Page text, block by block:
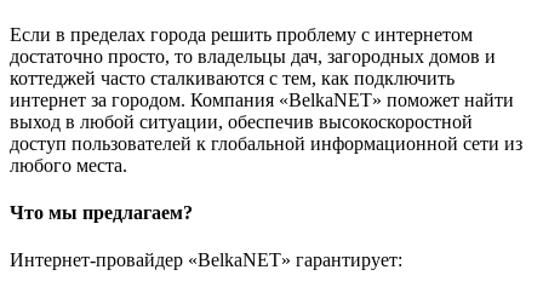
Если в пределах города решить проблему с интернетом
достаточно просто, то владельцы дач, загородных домов и
коттеджей часто сталкиваются с тем, как подключить
интернет за городом. Компания «BelkaNET» поможет найти
выход в любой ситуации, обеспечив высокоскоростной
доступ пользователей к глобальной информационной сети из
любого места.
Что мы предлагаем?
Интернет-провайдер «BelkaNET» гарантирует: